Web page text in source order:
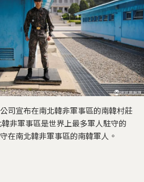
司宣布在南北韓非軍事區的南韓村莊
非軍事區是世界上最多軍人駐守的
在南北韓非軍事區的南韓軍人。